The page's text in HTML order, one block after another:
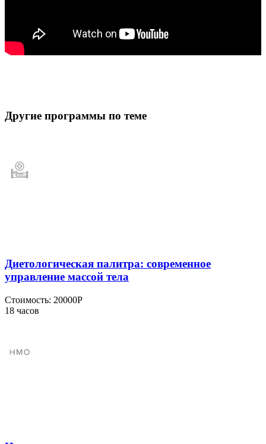
Другие программы по теме
Диетологическая палитра: современное
управление массой тела
Стоимость: 20000Р
18 часов